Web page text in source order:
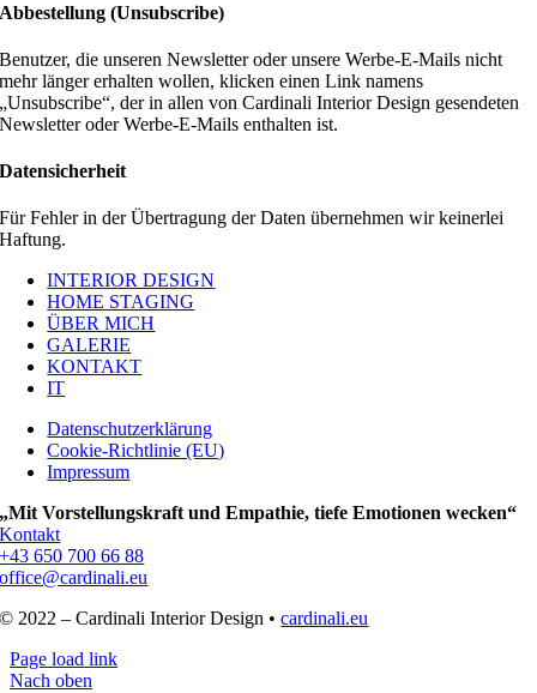
Abbestellung (Unsubscribe)
Benutzer, die unseren Newsletter oder unsere Werbe-E-Mails nicht
mehr länger erhalten wollen, klicken einen Link namens
„Unsubscribe“, der in allen von Cardinali Interior Design gesendeten
Newsletter oder Werbe-E-Mails enthalten ist.
Datensicherheit
Für Fehler in der Übertragung der Daten übernehmen wir keinerlei
Haftung.
INTERIOR DESIGN
HOME STAGING
ÜBER MICH
GALERIE
KONTAKT
IT
Datenschutzerklärung
Cookie-Richtlinie (EU)
Impressum
„Mit Vorstellungskraft und Empathie, tiefe Emotionen wecken“
Kontakt
+43 650 700 66 88
office@cardinali.eu
© 2022 – Cardinali Interior Design •cardinali.eu
Page load link
Nach oben